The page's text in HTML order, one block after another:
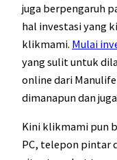
juga berpengaruh
hal investasi yang
klikmami. Mulai
yang sulit untuk
online dari Manulife
dimanapun dan
Kini klikmami pun
PC, telepon pintar